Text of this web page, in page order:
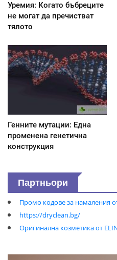
Уремия: Когато бъбреците
не могат да пречистват
тялото
Генните мутации: Една
променена генетична
конструкция
Партньори
Промо кодове за намаления
https://dryclean.bg/
Оригинална козметика от